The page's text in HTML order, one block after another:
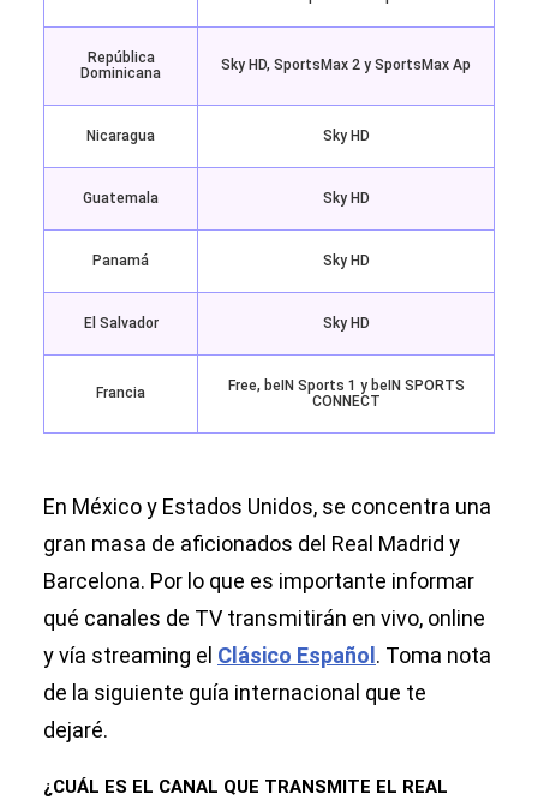
República
Dominicana
Sky HD, SportsMax 2 y SportsMax Ap
Nicaragua Sky HD
Guatemala Sky HD
Panamá Sky HD
El Salvador Sky HD
Francia
Free, beIN Sports 1 y beIN SPORTS
CONNECT
En México y Estados Unidos, se concentra una
gran masa de aficionados del Real Madrid y
Barcelona. Por lo que es importante informar
qué canales de TV transmitirán en vivo, online
y vía streaming el Clásico Español . Toma nota
de la siguiente guía internacional que te
dejaré.
¿CUÁL ES EL CANAL QUE TRANSMITE EL REAL